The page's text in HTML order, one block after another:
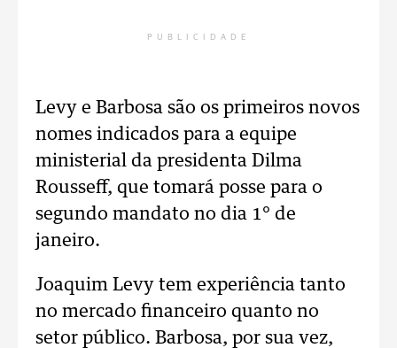
PUBLICIDADE
Levy e Barbosa são os primeiros novos
nomes indicados para a equipe
ministerial da presidenta Dilma
Rousseff, que tomará posse para o
segundo mandato no dia 1° de
janeiro.
Joaquim Levy tem experiência tanto
no mercado financeiro quanto no
setor público. Barbosa, por sua vez,